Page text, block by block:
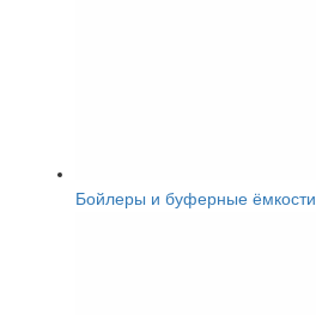
Бойлеры и буферные ёмкости